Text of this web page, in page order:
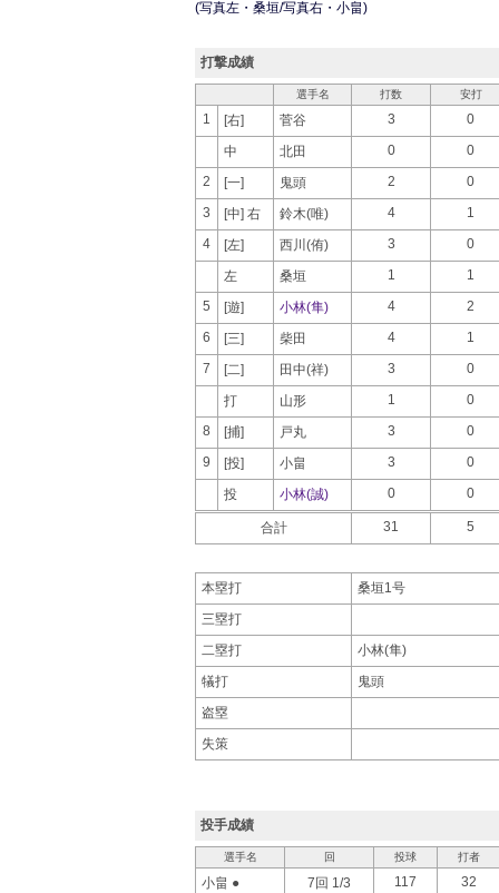
(写真左・桑垣/写真右・小畠)
打撃成績
選手名 打数 安打
1 [右] 菅谷 3 0
中 北田 0
0
2
[一] 鬼頭 2
0
3
[中] 右 鈴木(唯) 4
1
4
[左] 西川(侑) 3 0
左 桑垣 1
1
5
[遊] 小林(隼) 4
2
6
[三] 柴田 4
1
7
[二] 田中(祥) 3 0
打 山形 1
0
8
[捕] 戸丸 3
0
9
[投] 小畠 3 0
投 小林(誠) 0 0
合計 31 5
本塁打
桑垣1号
三塁打
二塁打
小林(隼)
犠打
鬼頭
盗塁
失策
投手成績
選手名 回 投球 打者
小畠 ● 7回 1/3 117 32